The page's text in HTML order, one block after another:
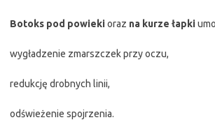
Botoks pod powiekioraz na kurze łapki
wygładzenie zmarszczek przy oczu,
redukcję drobnych linii,
odświeżenie spojrzenia.